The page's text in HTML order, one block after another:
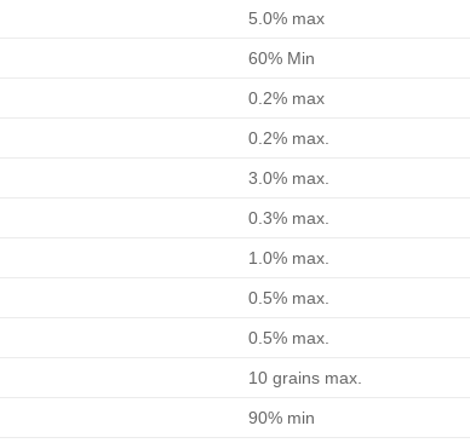
5.0% max
60% Min
0.2% max
0.2% max.
3.0% max.
0.3% max.
1.0% max.
0.5% max.
0.5% max.
10 grains max.
90% min